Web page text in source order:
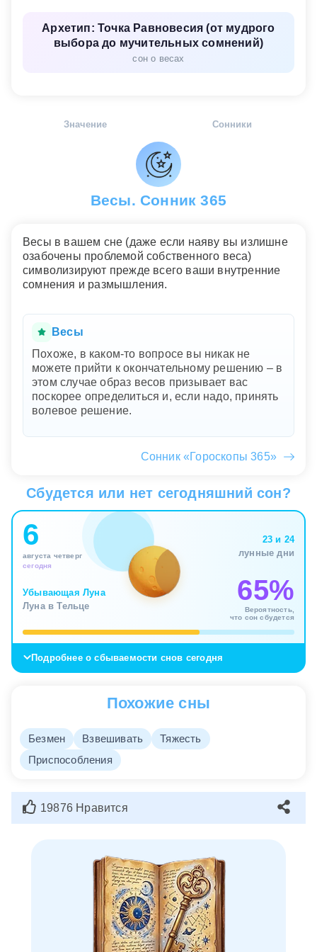
Архетип: Точка Равновесия (от мудрого
выбора до мучительных сомнений)
сон о весах
Значение Сонники
Весы. Сонник 365
Весы в вашем сне (даже если наяву вы излишне
озабочены проблемой собственного веса)
символизируют прежде всего ваши внутренние
сомнения и размышления.
Весы
Похоже, в каком-то вопросе вы никак не
можете прийти к окончательному решению – в
этом случае образ весов призывает вас
поскорее определиться и, если надо, принять
волевое решение.
Сонник «Гороскопы 365»
Сбудется или нет сегодняшний сон?
6
августа четверг
сегодня
Убывающая Луна
Луна в Тельце
23 и 24
лунные дни
65%
Вероятность,
что сон сбудется
Подробнее о сбываемости снов сегодня
Похожие сны
Безмен Взвешивать
Тяжесть
Приспособления
19876 Нравится